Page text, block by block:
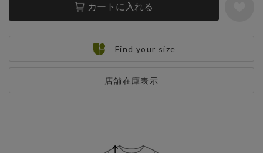
カートに入れる
店舗在庫表示
Find your size